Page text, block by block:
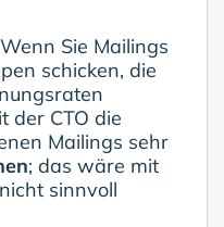
Sie Mailings
schicken, die
der CTO die
Mailings sehr
; das wäre mit
sinnvoll